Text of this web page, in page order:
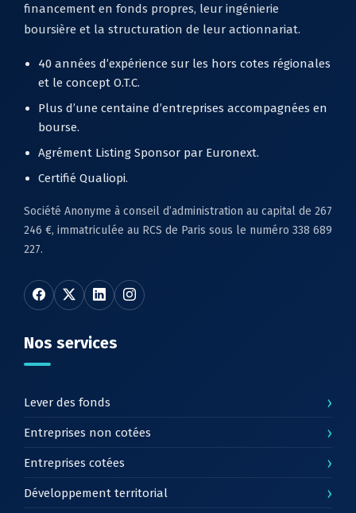
financement en fonds propres, leur ingénierie
boursière et la structuration de leur actionnariat.
40 années d’expérience sur les hors cotes régionales
et le concept O.T.C.
Plus d’une centaine d’entreprises accompagnées en
bourse.
Agrément Listing Sponsor par Euronext.
Certifié Qualiopi.
Société Anonyme à conseil d’administration au capital de 267
246 €, immatriculée au RCS de Paris sous le numéro 338 689
227.
Nos services
Lever des fonds ›
Entreprises non cotées ›
Entreprises cotées ›
Développement territorial ›